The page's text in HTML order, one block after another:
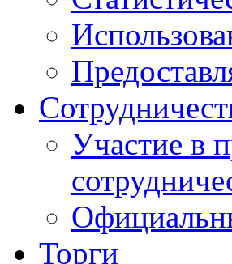
Участие в
Торги